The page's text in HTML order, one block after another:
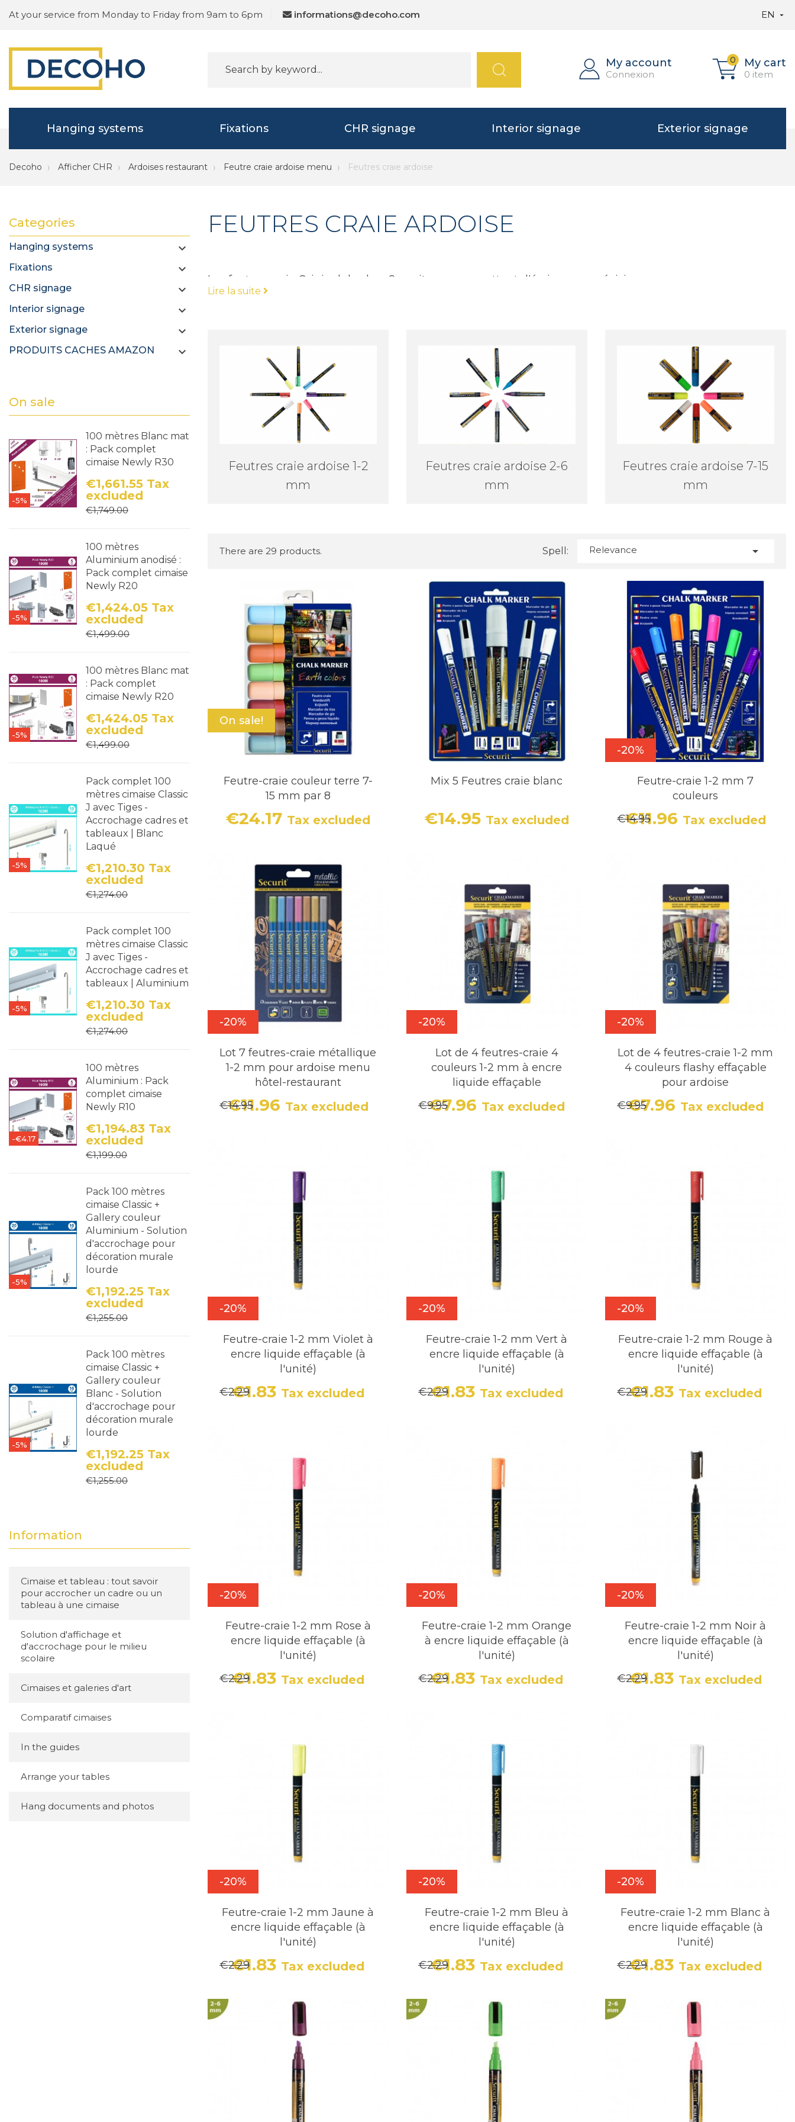
At your service from Monday to Friday from 9am to 6pm informations@decoho.com EN 
My account
Connexion
0 My cart
0 item
Hanging systems Fixations CHR signage Interior signage Exterior signage
Decoho Afficher CHR Ardoises restaurant Feutre craie ardoise menu Feutres craie ardoise
Categories
Hanging systems 
Fixations 
CHR signage 
Interior signage 
Exterior signage 
PRODUITS CACHES AMAZON 
On sale
-5%
100 mètres Blanc mat
: Pack complet
cimaise Newly R30
Price
€1,661.55 Tax
excluded
Regular price
€1,749.00
-5%
100 mètres
Aluminium anodisé :
Pack complet cimaise
Newly R20
Price
€1,424.05 Tax
excluded
Regular price
€1,499.00
-5%
100 mètres Blanc mat
: Pack complet
cimaise Newly R20
Price
€1,424.05 Tax
excluded
Regular price
€1,499.00
-5%
Pack complet 100
mètres cimaise Classic
J avec Tiges -
Accrochage cadres et
tableaux | Blanc
Laqué
Price
€1,210.30 Tax
excluded
Regular price
€1,274.00
-5%
Pack complet 100
mètres cimaise Classic
J avec Tiges -
Accrochage cadres et
tableaux | Aluminium
Price
€1,210.30 Tax
excluded
Regular price
€1,274.00
-€4.17
100 mètres
Aluminium : Pack
complet cimaise
Newly R10
Price
€1,194.83 Tax
excluded
Regular price
€1,199.00
-5%
Pack 100 mètres
cimaise Classic +
Gallery couleur
Aluminium - Solution
d'accrochage pour
décoration murale
lourde
Price
€1,192.25 Tax
excluded
Regular price
€1,255.00
-5%
Pack 100 mètres
cimaise Classic +
Gallery couleur
Blanc - Solution
d'accrochage pour
décoration murale
lourde
Price
€1,192.25 Tax
excluded
Regular price
€1,255.00
Information
Cimaise et tableau : tout savoir
pour accrocher un cadre ou un
tableau à une cimaise
Solution d'affichage et
d'accrochage pour le milieu
scolaire
Cimaises et galeries d'art
Comparatif cimaises
In the guides
Arrange your tables
Hang documents and photos
FEUTRES CRAIE ARDOISE
Les feutres-craie Original de chez Securit vous permettent d'écrire avec précision vos menus sur vos
ardoises. À utiliser sur toutes
Lire la suite
Feutres craie ardoise 1-2
mm
Feutres craie ardoise 2-6
mm
Feutres craie ardoise 7-15
mm
There are 29 products. Spell: Relevance 
On sale!
Feutre-craie couleur terre 7-
15 mm par 8
Price
€24.17 Tax excluded
Mix 5 Feutres craie blanc
Price
€14.95 Tax excluded
-20%
Feutre-craie 1-2 mm 7
couleurs
Price
€11.96 Tax excluded
Regular price
€14.95
-20%
Lot 7 feutres-craie métallique
1-2 mm pour ardoise menu
hôtel-restaurant
Price
€11.96 Tax excluded
Regular price
€14.95
-20%
Lot de 4 feutres-craie 4
couleurs 1-2 mm à encre
liquide effaçable
Price
€7.96 Tax excluded
Regular price
€9.95
-20%
Lot de 4 feutres-craie 1-2 mm
4 couleurs flashy effaçable
pour ardoise
Price
€7.96 Tax excluded
Regular price
€9.95
-20%
Feutre-craie 1-2 mm Violet à
encre liquide effaçable (à
l'unité)
Price
€1.83 Tax excluded
Regular price
€2.29
-20%
Feutre-craie 1-2 mm Vert à
encre liquide effaçable (à
l'unité)
Price
€1.83 Tax excluded
Regular price
€2.29
-20%
Feutre-craie 1-2 mm Rouge à
encre liquide effaçable (à
l'unité)
Price
€1.83 Tax excluded
Regular price
€2.29
-20%
Feutre-craie 1-2 mm Rose à
encre liquide effaçable (à
l'unité)
Price
€1.83 Tax excluded
Regular price
€2.29
-20%
Feutre-craie 1-2 mm Orange
à encre liquide effaçable (à
l'unité)
Price
€1.83 Tax excluded
Regular price
€2.29
-20%
Feutre-craie 1-2 mm Noir à
encre liquide effaçable (à
l'unité)
Price
€1.83 Tax excluded
Regular price
€2.29
-20%
Feutre-craie 1-2 mm Jaune à
encre liquide effaçable (à
l'unité)
Price
€1.83 Tax excluded
Regular price
€2.29
-20%
Feutre-craie 1-2 mm Bleu à
encre liquide effaçable (à
l'unité)
Price
€1.83 Tax excluded
Regular price
€2.29
-20%
Feutre-craie 1-2 mm Blanc à
encre liquide effaçable (à
l'unité)
Price
€1.83 Tax excluded
Regular price
€2.29